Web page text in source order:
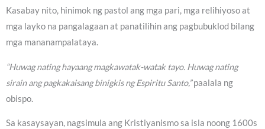
Kasabay nito, hinimok ng pastol ang mga pari, mga relihiyoso at
mga layko na pangalagaan at panatilihin ang pagbubuklod bilang
mga mananampalataya.
“Huwag nating hayaang magkawatak-watak tayo. Huwag nating
sirain ang pagkakaisang binigkis ng Espiritu Santo,”paalala ng
obispo.
Sa kasaysayan, nagsimula ang Kristiyanismo sa isla noong 1600s